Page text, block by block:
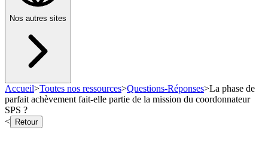
Nos autres sites
Accueil>Toutes nos ressources>Questions-Réponses>La phase de
parfait achèvement fait-elle partie de la mission du coordonnateur
SPS ?
<
Retour